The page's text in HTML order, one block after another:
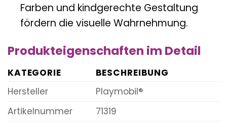
Farben und kindgerechte Gestaltung
fördern die visuelle Wahrnehmung.
Produkteigenschaften im Detail
KATEGORIE
BESCHREIBUNG
Hersteller
Playmobil®
Artikelnummer
71319